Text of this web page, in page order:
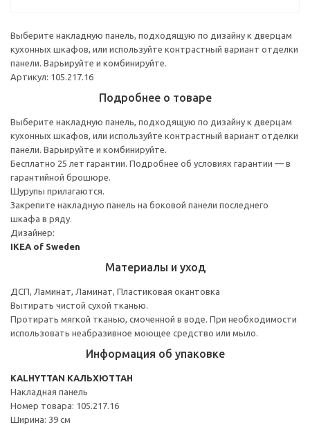
Выберите накладную панель, подходящую по дизайну к дверцам
кухонных шкафов, или используйте контрастный вариант отделки
панели. Варьируйте и комбинируйте.
Артикул: 105.217.16
Подробнее о товаре
Выберите накладную панель, подходящую по дизайну к дверцам
кухонных шкафов, или используйте контрастный вариант отделки
панели. Варьируйте и комбинируйте.
Бесплатно 25 лет гарантии. Подробнее об условиях гарантии — в
гарантийной брошюре.
Шурупы прилагаются.
Закрепите накладную панель на боковой панели последнего
шкафа в ряду.
Дизайнер:
IKEA of Sweden
Материалы и уход
ДСП, Ламинат, Ламинат, Пластиковая окантовка
Вытирать чистой сухой тканью.
Протирать мягкой тканью, смоченной в воде. При необходимости
использовать неабразивное моющее средство или мыло.
Информация об упаковке
KALHYTTAN КАЛЬХЮТТАН
Накладная панель
Номер товара: 105.217.16
Ширина: 39 см